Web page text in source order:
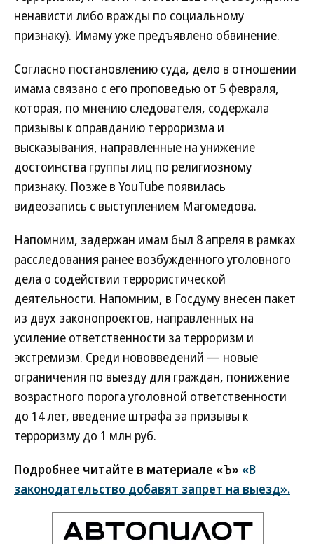
ненависти либо вражды по социальному
признаку). Имаму уже предъявлено обвинение.
Согласно постановлению суда, дело в отношении
имама связано с его проповедью от 5 февраля,
которая, по мнению следователя, содержала
призывы к оправданию терроризма и
высказывания, направленные на унижение
достоинства группы лиц по религиозному
признаку. Позже в YouTube появилась
видеозапись с выступлением Магомедова.
Напомним, задержан имам был 8 апреля в рамках
расследования ранее возбужденного уголовного
дела о содействии террористической
деятельности. Напомним, в Госдуму внесен пакет
из двух законопроектов, направленных на
усиление ответственности за терроризм и
экстремизм. Среди нововведений — новые
ограничения по выезду для граждан, понижение
возрастного порога уголовной ответственности
до 14 лет, введение штрафа за призывы к
терроризму до 1 млн руб.
Подробнее читайте в материале «Ъ» «В
законодательство добавят запрет на выезд».